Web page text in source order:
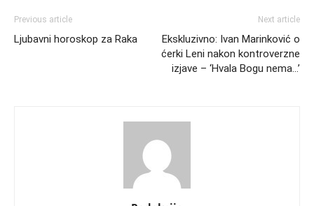
Previous article
Ljubavni horoskop za Raka
Next article
Ekskluzivno: Ivan Marinković o
ćerki Leni nakon kontroverzne
izjave – ‘Hvala Bogu nema…’